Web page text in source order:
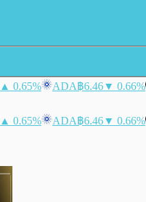
▲ 0.65% ADA฿6.46▼ 0.66%
▲ 0.65% ADA฿6.46▼ 0.66%